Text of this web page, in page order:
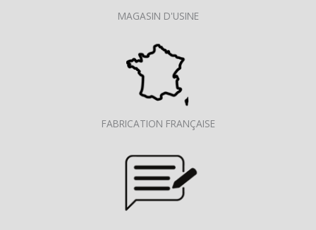
MAGASIN D'USINE
FABRICATION FRANÇAISE